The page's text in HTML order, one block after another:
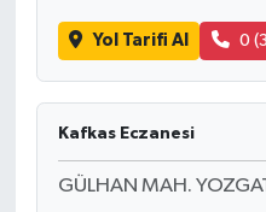
Yol Tarifi Al 0
Kafkas Eczanesi
GÜLHAN MAH.